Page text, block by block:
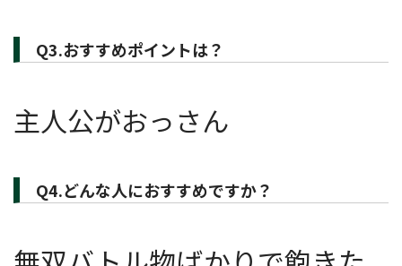
Q3.おすすめポイントは？
主人公がおっさん
Q4.どんな人におすすめですか？